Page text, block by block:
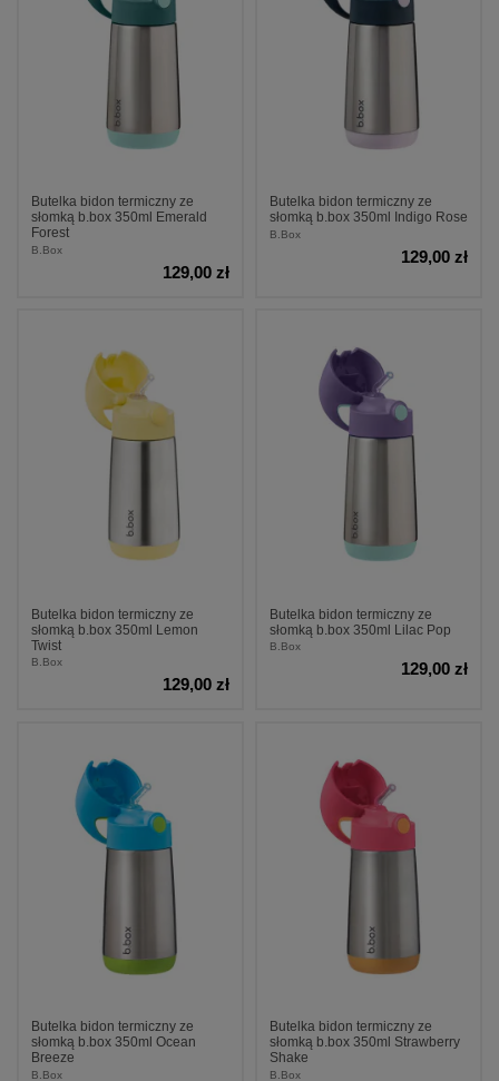
Butelka bidon termiczny ze
słomką b.box 350ml Emerald
Forest
B.Box
129,00 zł
Butelka bidon termiczny ze
słomką b.box 350ml Indigo Rose
B.Box
129,00 zł
Butelka bidon termiczny ze
słomką b.box 350ml Lemon
Twist
B.Box
129,00 zł
Butelka bidon termiczny ze
słomką b.box 350ml Lilac Pop
B.Box
129,00 zł
Butelka bidon termiczny ze
słomką b.box 350ml Ocean
Breeze
B.Box
Butelka bidon termiczny ze
słomką b.box 350ml Strawberry
Shake
B.Box